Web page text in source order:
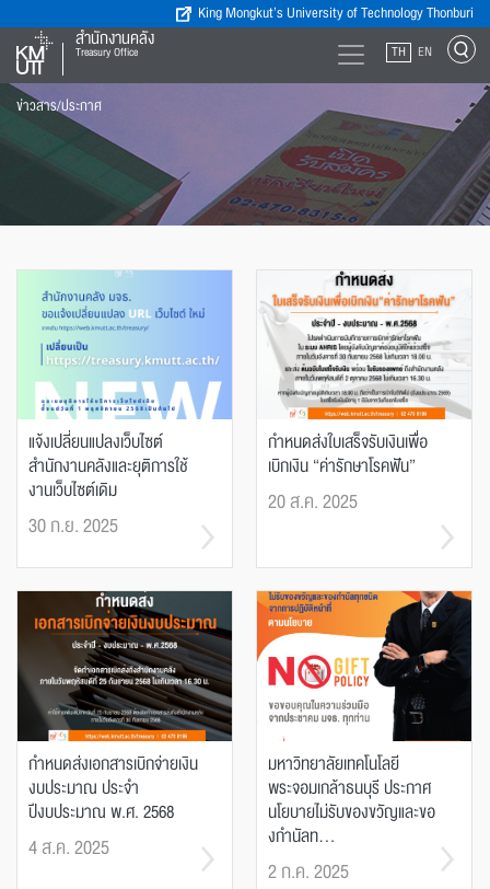
King Mongkut’s University of Technology Thonburi
สำนักงานคลัง
Treasury Office TH EN
ข่าวสาร/ประกาศ
แจ้งเปลี่ยนแปลงเว็บไซต์
สำนักงานคลังและยุติการใช้
งานเว็บไซต์เดิม
30 ก.ย. 2025
กำหนดส่งใบเสร็จรับเงินเพื่อ
เบิกเงิน “ค่ารักษาโรคฟัน”
20 ส.ค. 2025
กำหนดส่งเอกสารเบิกจ่ายเงิน
งบประมาณ ประจำ
ปีงบประมาณ พ.ศ. 2568
4 ส.ค. 2025
มหาวิทยาลัยเทคโนโลยี
พระจอมเกล้าธนบุรี ประกาศ
นโยบายไม่รับของขวัญและขอ
งกำนัลท...
2 ก.ค. 2025